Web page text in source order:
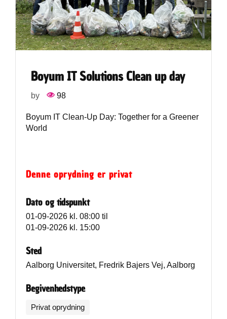
Boyum IT Solutions Clean up day
by 98
Boyum IT Clean-Up Day: Together for a Greener
World
Denne oprydning er privat
Dato og tidspunkt
01-09-2026 kl. 08:00 til
01-09-2026 kl. 15:00
Sted
Aalborg Universitet, Fredrik Bajers Vej, Aalborg
Begivenhedstype
Privat oprydning